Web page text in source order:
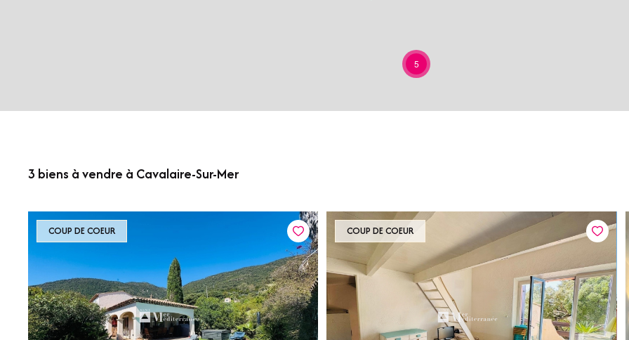
5
3 biens à vendre à Cavalaire-Sur-Mer
COUP DE COEUR COUP DE COEUR